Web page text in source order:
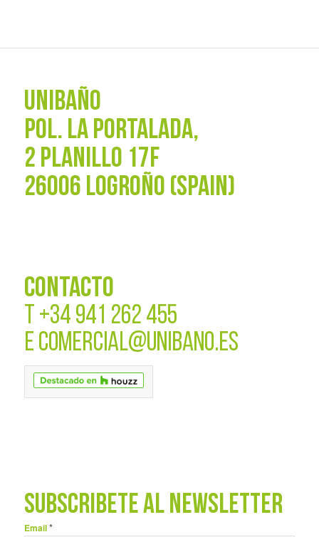
UNIBAÑO
POL. La Portalada,
2 PLANILLO 17F
26006 LOGROÑO (SPAIN)
CONTACTO
T +34 941 262 455
E COMERCIAL@UNIBANO.ES
SUBSCRÍBETE AL NEWSLETTER
Email*